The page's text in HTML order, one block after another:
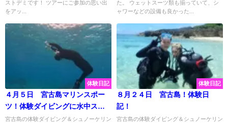
ストデミです！ ツアーにご参加の思い出
をアッ...
た。 ウェットスーツ類も揃っていて、シ
ャワーなどの設備も良かった...
体験日記
４月５日 宮古島マリンスポー
ツ！体験ダイビングに水中スク
ーターに盛りだくさん♡
宮古島の体験ダイビング＆シュノーケリン
体験日記
８月２４日 宮古島！体験日
記！
宮古島の体験ダイビング＆シュノーケリン